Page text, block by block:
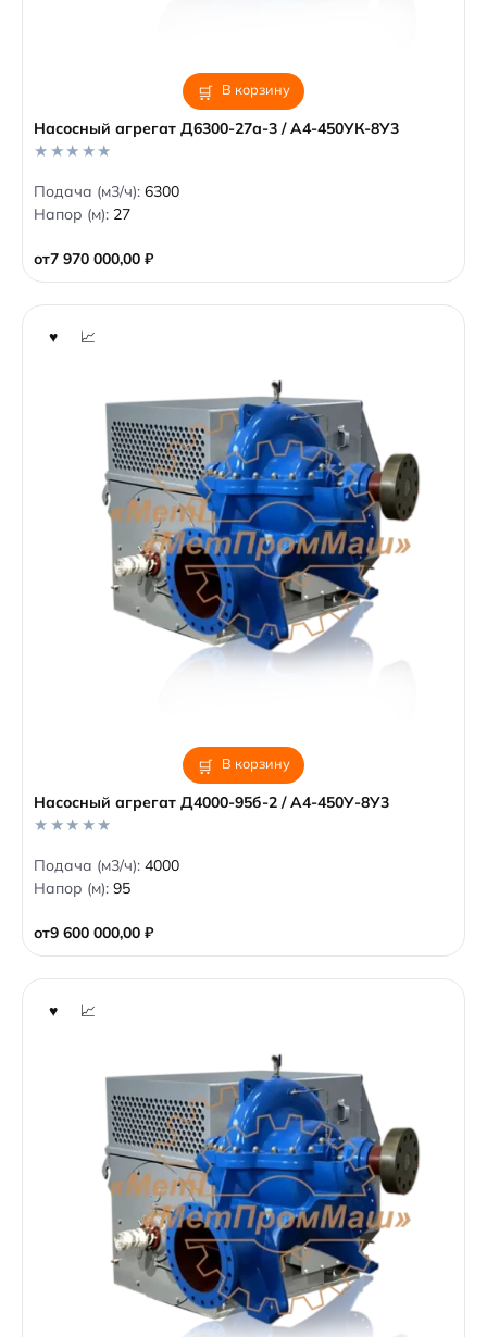
В корзину
Насосный агрегат Д6300-27а-3 / А4-450УК-8У3
от7 970 000,00 ₽
0
o
u
f
5
Подача (м3/ч): 6300
Напор (м): 27
В корзину
Насосный агрегат Д4000-95б-2 / А4-450У-8У3
от9 600 000,00 ₽
0
o
u
f
5
Подача (м3/ч): 4000
Напор (м): 95